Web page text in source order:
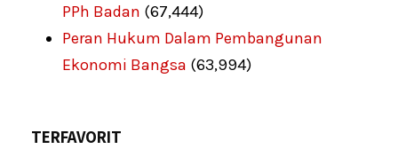
PPh Badan (67,444)
Peran Hukum Dalam Pembangunan
Ekonomi Bangsa (63,994)
TERFAVORIT